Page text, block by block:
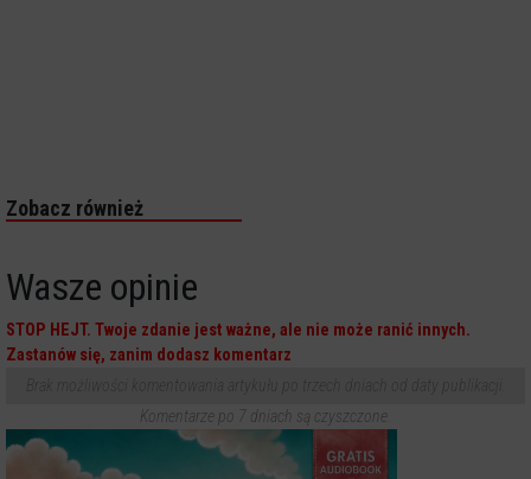
Zobacz również
Wasze opinie
STOP HEJT. Twoje zdanie jest ważne, ale nie może ranić innych.
Zastanów się, zanim dodasz komentarz
Komentarze po 7 dniach są czyszczone.